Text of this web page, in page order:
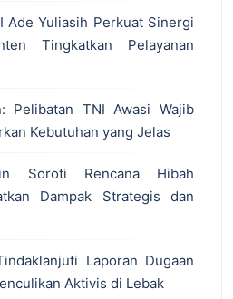
Ade Yuliasih Perkuat Sinergi
Tingkatkan Pelayanan
Pelibatan TNI Awasi Wajib
Kebutuhan yang Jelas
Soroti Rencana Hibah
Dampak Strategis dan
Laporan Dugaan
Aktivis di Lebak